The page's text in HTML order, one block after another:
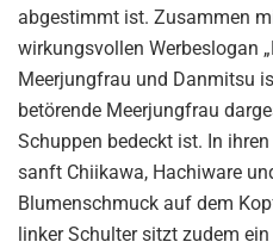
abgestimmt ist. Zusammen
wirkungsvollen Werbeslogan
Meerjungfrau und Danmitsu
betörende Meerjungfrau
Schuppen bedeckt ist. In
sanft Chiikawa, Hachiware
Blumenschmuck auf dem
linker Schulter sitzt zudem